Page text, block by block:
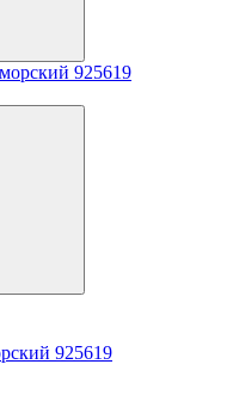
925619